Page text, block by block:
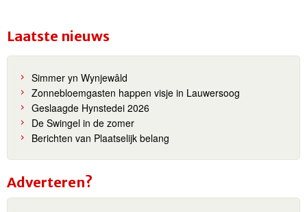
Laatste nieuws
Simmer yn Wynjewâld
Zonnebloemgasten happen visje in Lauwersoog
Geslaagde Hynstedei 2026
De Swingel in de zomer
Berichten van Plaatselijk belang
Adverteren?